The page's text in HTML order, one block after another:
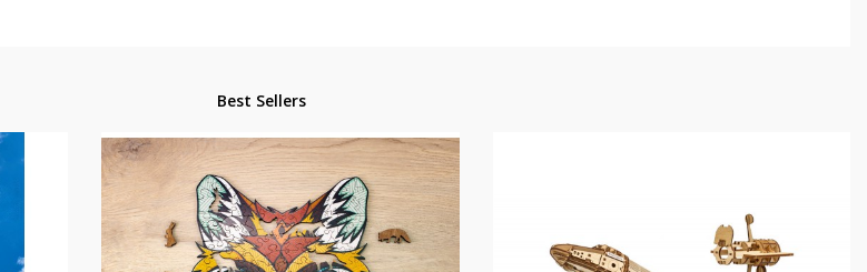
Best Sellers